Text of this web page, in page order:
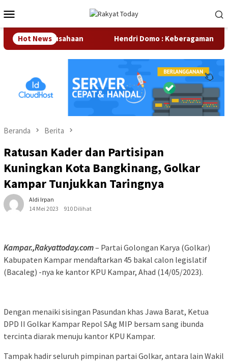
ke
kontenMobile
Hot News
Perusahaan Hendri Domo : Keberagaman Suku
Beranda Berita
Ratusan Kader dan Partisipan
Kuningkan Kota Bangkinang, Golkar
Kampar Tunjukkan Taringnya
Aldi Irpan
14 Mei 2023
910 Dilihat
Kampar.,Rakyattoday.com– Partai Golongan Karya (Golkar)
Kabupaten Kampar mendaftarkan 45 bakal calon legislatif
(Bacaleg) -nya ke kantor KPU Kampar, Ahad (14/05/2023).
Dengan menaiki sisingan Pasundan khas Jawa Barat, Ketua
DPD II Golkar Kampar Repol SAg MIP bersam sang ibunda
tercinta diarak menuju kantor KPU Kampar.
Tampak hadir seluruh pimpinan partai Golkar, antara lain Wakil